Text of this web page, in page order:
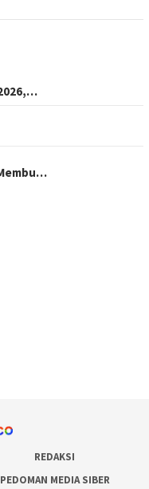
REDAKSI
PEDOMAN MEDIA SIBER